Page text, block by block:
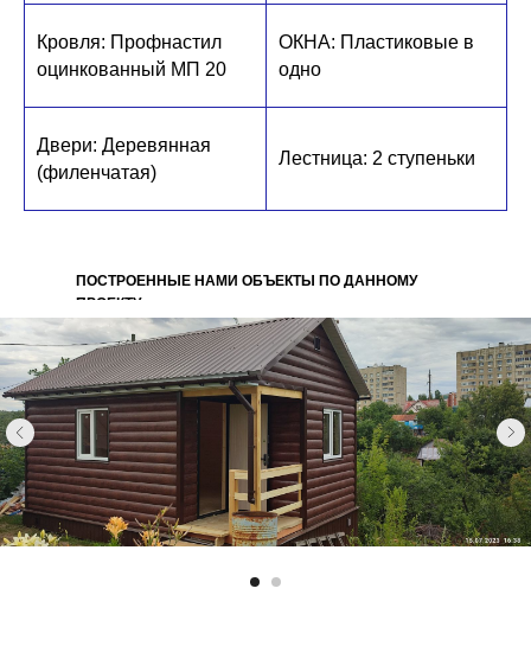
Кровля: Профнастил
оцинкованный МП 20
ОКНА: Пластиковые в
одно
Двери: Деревянная
(филенчатая)
Лестница: 2 ступеньки
ПОСТРОЕННЫЕ НАМИ ОБЪЕКТЫ ПО ДАННОМУ
ПРОЕКТУ